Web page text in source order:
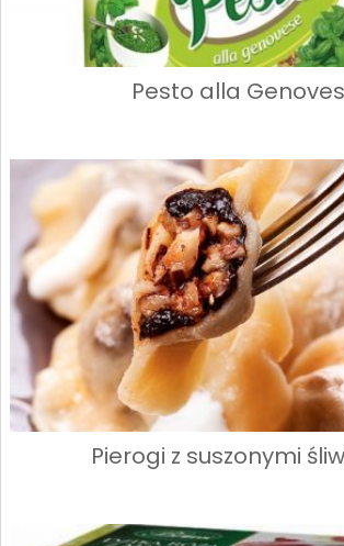
Pesto alla
Pierogi z suszonymi